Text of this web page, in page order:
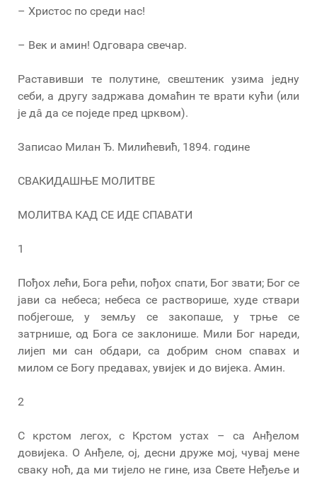
– Христос по среди нас!
– Век и амин! Одговара свечар.
Раставивши те полутине, свештеник узима једну
себи, а другу задржава домаћин те врати кући (или
је дâ да се поједе пред црквом).
Записао Милан Ђ. Милићевић, 1894. године
СВАКИДАШЊЕ МОЛИТВЕ
МОЛИТВА КАД СЕ ИДЕ СПАВАТИ
1
Пођох лећи, Бога рећи, пођох спати, Бог звати; Бог се
јави са небеса; небеса се растворише, худе ствари
побјегоше, у земљу се закопаше, у трње се
затрнише, од Бога се заклонише. Мили Бог нареди,
лијеп ми сан обдари, са добрим сном спавах и
милом се Богу предавах, увијек и до вијека. Амин.
2
С крстом легох, с Крстом устах – са Анђелом
довијека. О Анђеле, ој, десни друже мој, чувај мене
сваку ноћ, да ми тијело не гине, иза Свете Неђеље и